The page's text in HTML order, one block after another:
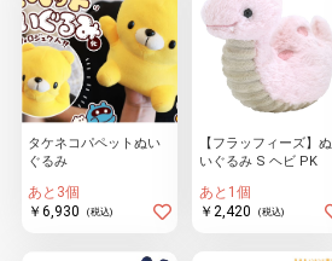
タケネコパペットぬい
ぐるみ
あと3個
￥6,930
(税込)
【フラッフィーズ】ぬ
いぐるみ S ヘビ PK
あと1個
￥2,420
(税込)